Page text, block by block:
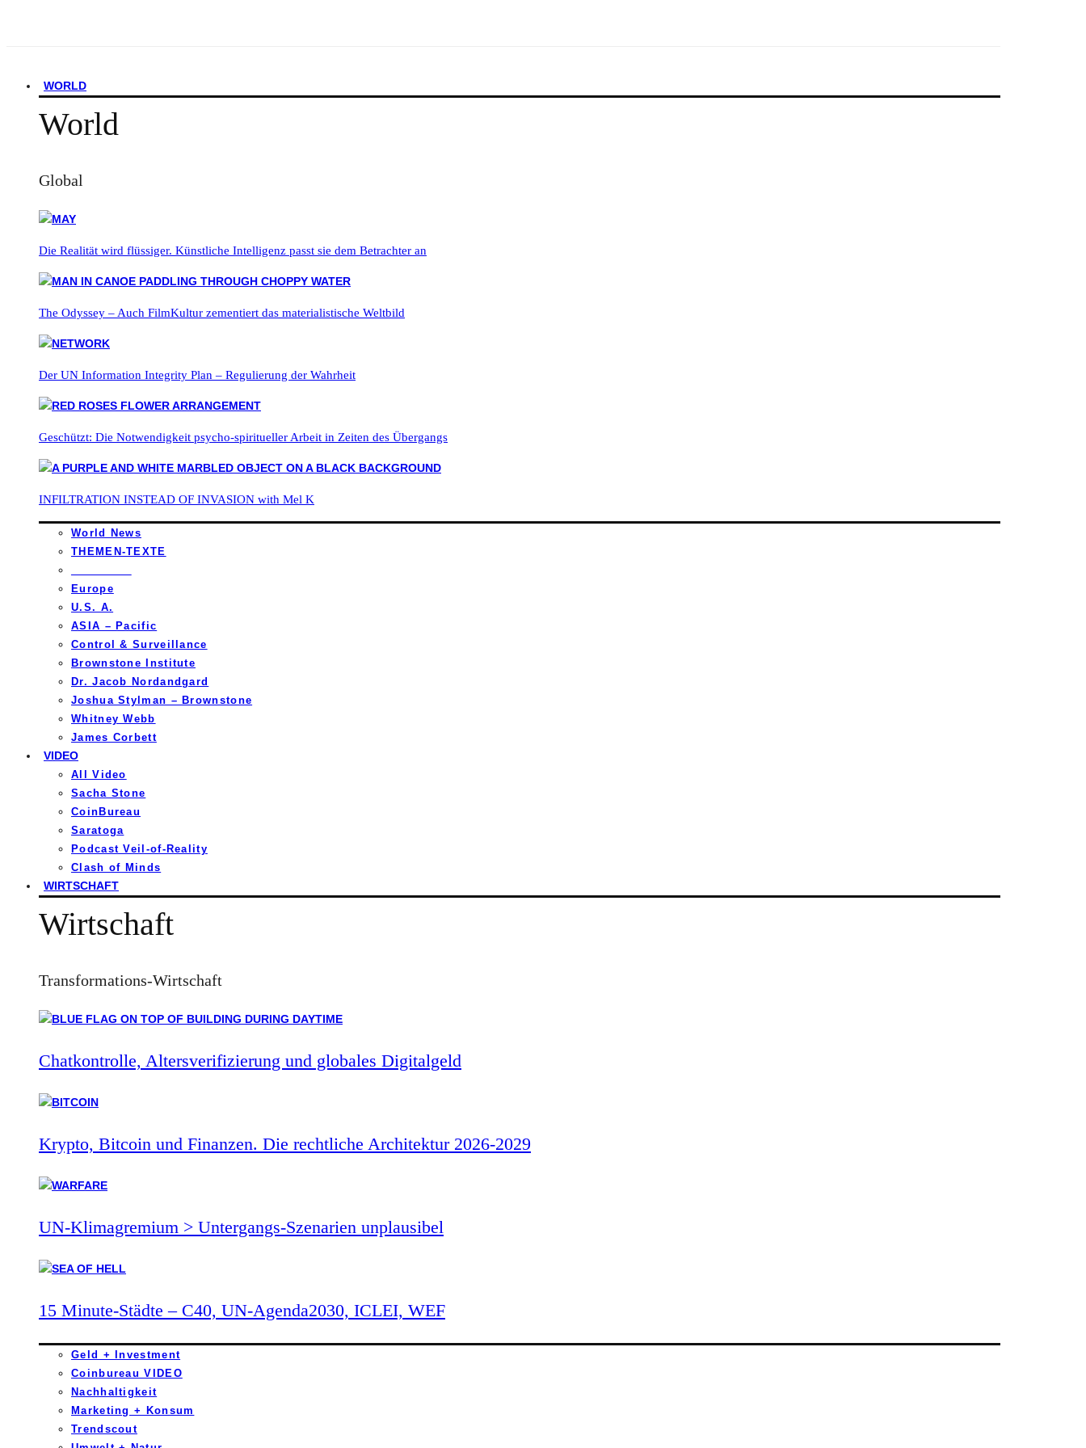
WORLD
World
Global
Die Realität wird flüssiger. Künstliche Intelligenz passt sie dem Betrachter an
The Odyssey – Auch FilmKultur zementiert das materialistische Weltbild
Der UN Information Integrity Plan – Regulierung der Wahrheit
Geschützt: Die Notwendigkeit psycho-spiritueller Arbeit in Zeiten des Übergangs
INFILTRATION INSTEAD OF INVASION with Mel K
World News
THEMEN-TEXTE
Europe
U.S. A.
ASIA – Pacific
Control & Surveillance
Brownstone Institute
Dr. Jacob Nordandgard
Joshua Stylman – Brownstone
Whitney Webb
James Corbett
VIDEO
All Video
Sacha Stone
CoinBureau
Saratoga
Podcast Veil-of-Reality
Clash of Minds
WIRTSCHAFT
Wirtschaft
Transformations-Wirtschaft
Chatkontrolle, Altersverifizierung und globales Digitalgeld
Krypto, Bitcoin und Finanzen. Die rechtliche Architektur 2026-2029
UN-Klimagremium > Untergangs-Szenarien unplausibel
15 Minute-Städte – C40, UN-Agenda2030, ICLEI, WEF
Geld + Investment
Coinbureau VIDEO
Nachhaltigkeit
Marketing + Konsum
Trendscout